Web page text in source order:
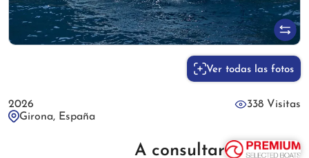
Ver todas las fotos
2026
338 Visitas
Girona, España
A consultar